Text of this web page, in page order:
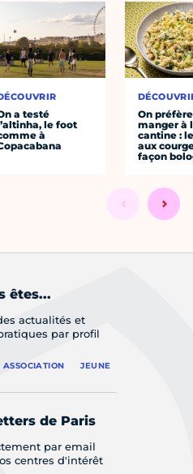
a testé
le foot
à
On préfère
manger à
cantine :
aux
façon
êtes...
actualités et
par profil
ASSOCIATION JEUNE
de Paris
par email
centres d'intérêt